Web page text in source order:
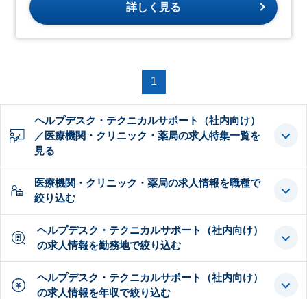
詳しく見る
1
ヘルプデスク・テクニカルサポート（社内向け）
／医療機関・クリニック・薬局の求人特集一覧を
見る
医療機関・クリニック・薬局の求人情報を職種で
絞り込む
ヘルプデスク・テクニカルサポート（社内向け）
の求人情報を勤務地で絞り込む
ヘルプデスク・テクニカルサポート（社内向け）
の求人情報を年収で絞り込む